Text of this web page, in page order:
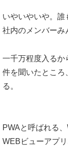
いやいやいや。誰
社内のメンバーみ
一千万程度入るか
件を聞いたところ
る。
PWAと呼ばれる
WEBビューアプ